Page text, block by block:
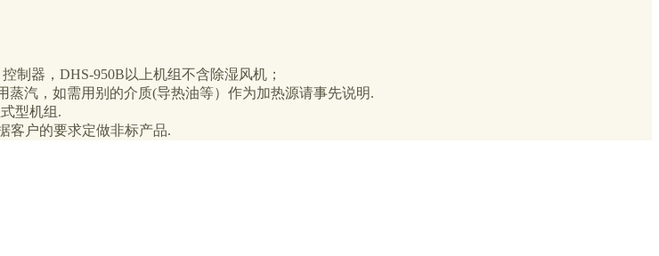
器，DHS-950B以上机组不含除湿风机；
汽，如需用别的介质(导热油等）作为加热源请事先说明.
型机组.
客户的要求定做非标产品.